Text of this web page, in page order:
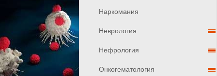
Наркомания
Неврология
Нефрология
Онкогематология